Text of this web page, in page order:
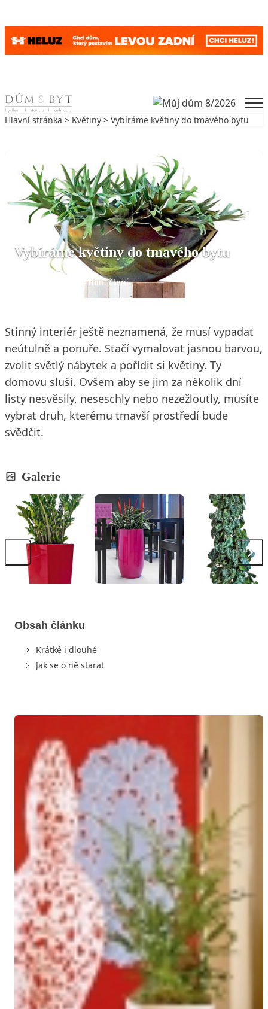
Skip to content
Hlavní stránka > Květiny > Vybíráme květiny do tmavého bytu
KVĚTINY
Vybíráme květiny do tmavého bytu
4 min. čtení
Stinný interiér ještě neznamená, že musí vypadat
neútulně a ponuře. Stačí vymalovat jasnou barvou,
zvolit světlý nábytek a pořídit si květiny. Ty
domovu sluší. Ovšem aby se jim za několik dní
listy nesvěsily, neseschly nebo nezežloutly, musíte
vybrat druh, kterému tmavší prostředí bude
svědčit.
Galerie
Obsah článku
Krátké i dlouhé
Jak se o ně starat